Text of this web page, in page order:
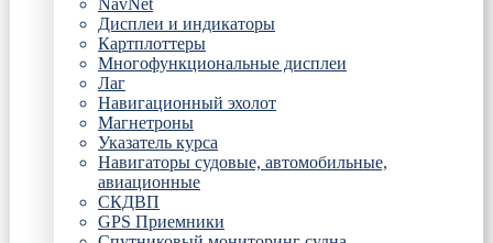
NavNet
Дисплеи и индикаторы
Картплоттеры
Многофункциональные дисплеи
Лаг
Навигационный эхолот
Магнетроны
Указатель курса
Навигаторы судовые, автомобильные,
авиационные
СКДВП
GPS Приемники